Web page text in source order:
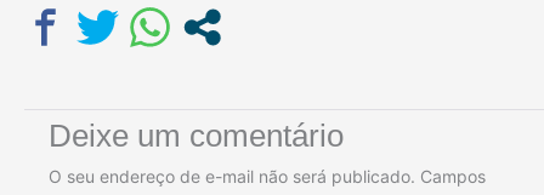
Deixe um comentário
O seu endereço de e-mail não será publicado. Campos